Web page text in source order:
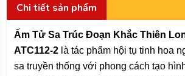
Chi tiết sản phẩm
Ấm Tử Sa Trúc Đoạn Khắc Thiên
ATC112-2 là tác phẩm hội tụ tinh hoa
sa truyền thống với phong cách tạo